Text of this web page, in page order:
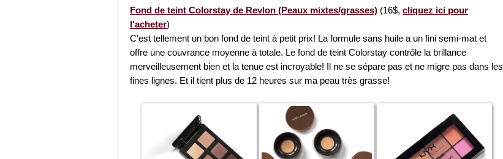
Fond de teint Colorstay de Revlon (Peaux mixtes/grasses) (16$, cliquez ici pour
l'acheter)
C'est tellement un bon fond de teint à petit prix! La formule sans huile a un fini semi-mat et
offre une couvrance moyenne à totale. Le fond de teint Colorstay contrôle la brillance
merveilleusement bien et la tenue est incroyable! Il ne se sépare pas et ne migre pas dans les
fines lignes. Et il tient plus de 12 heures sur ma peau très grasse!